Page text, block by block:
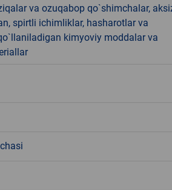
va ozuqabop qo`shimchalar,
spirtli ichimliklar, hasharotlar va
kimyoviy moddalar va